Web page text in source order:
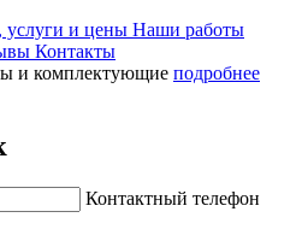
услуги и цены Наши работы
Контакты
и комплектующие подробнее
Контактный телефон